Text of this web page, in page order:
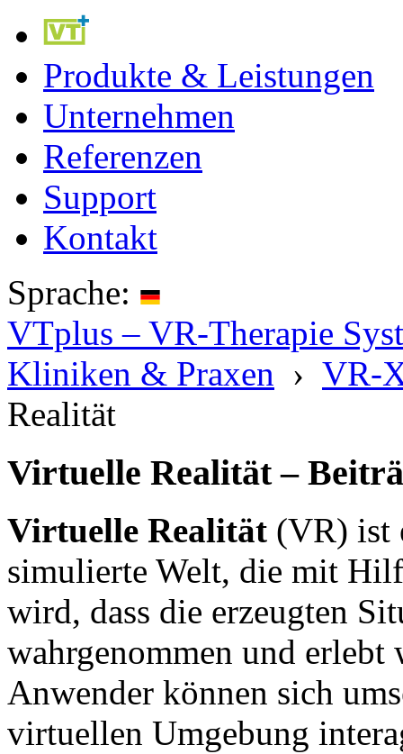
Produkte & Leistungen
Unternehmen
Referenzen
Support
Kontakt
Sprache:
VTplus – VR-Therapie
Kliniken & Praxen › VR-
Realität
Virtuelle Realität –
Virtuelle Realität (VR) ist
simulierte Welt, die mit
wird, dass die erzeugten
wahrgenommen und
Anwender können sich
virtuellen Umgebung